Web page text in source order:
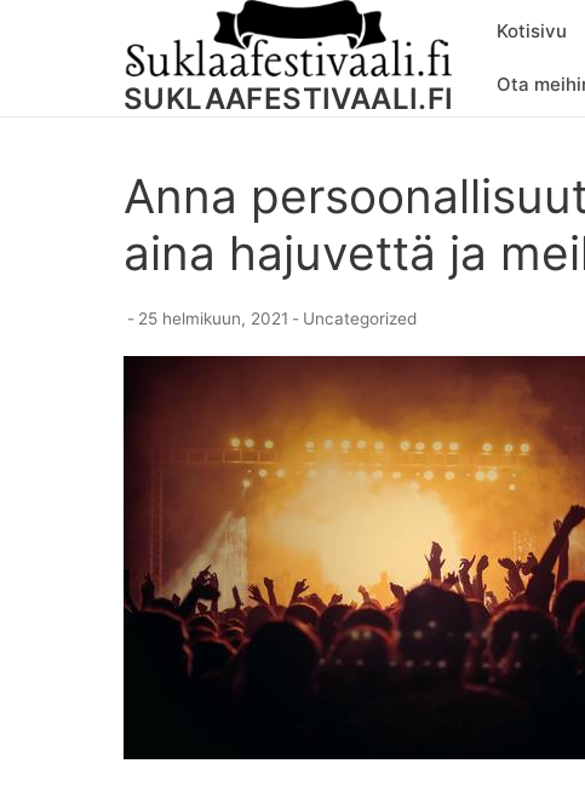
SUKLAAFESTIVAALI.FI
Kotisivu
Ota
Anna
aina hajuvettä ja
- 25 helmikuun, 2021 - Uncategorized